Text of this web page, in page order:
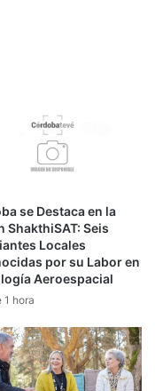
se Destaca en la
ShakthiSAT: Seis
Locales
por su Labor en
Aeroespacial
1 hora